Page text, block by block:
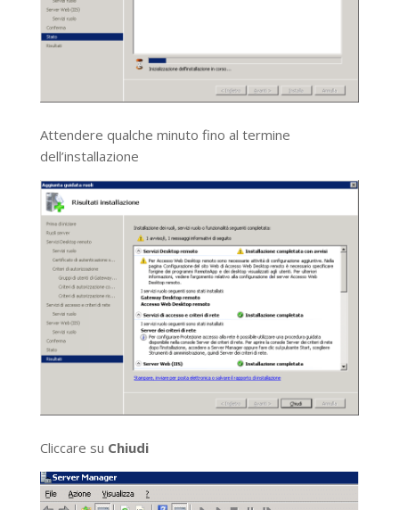
Attendere qualche minuto fino al termine
dell’installazione
Cliccare su Chiudi